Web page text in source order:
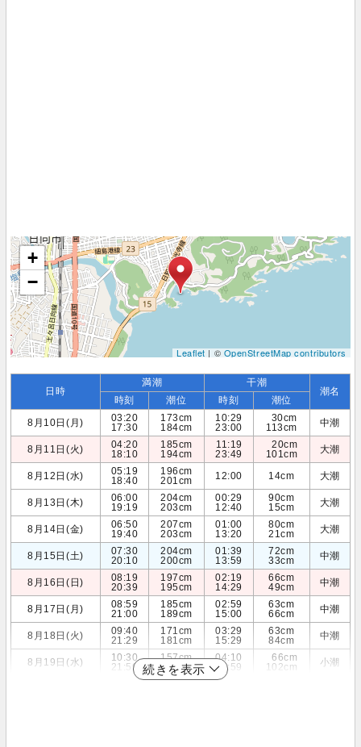
+
−
Leaflet| ©OpenStreetMap contributors
日時
満潮 干潮
潮名
時刻 潮位 時刻
潮位
8月10日(月)
03:20
17:30
173cm
184cm
10:29
23:00
30cm
113cm
中潮
8月11日(火)
04:20
18:10
185cm
194cm
11:19
23:49
20cm
101cm
大潮
8月12日(水)
05:19
18:40
196cm
201cm
12:00 14cm 大潮
8月13日(木)
06:00
19:19
204cm
203cm
00:29
12:40
90cm
15cm
大潮
8月14日(金)
06:50
19:40
207cm
203cm
01:00
13:20
80cm
21cm
大潮
8月15日(土)
07:30
20:10
204cm
200cm
01:39
13:59
72cm
33cm
中潮
8月16日(日)
08:19
20:39
197cm
195cm
02:19
14:29
66cm
49cm
中潮
8月17日(月)
08:59
21:00
185cm
189cm
02:59
15:00
63cm
66cm
中潮
8月18日(火)
09:40
21:29
171cm
181cm
03:29
15:29
63cm
84cm
中潮
8月19日(水)
10:30
21:59
157cm
173cm
04:10
15:59
66cm
102cm
小潮
続きを表示